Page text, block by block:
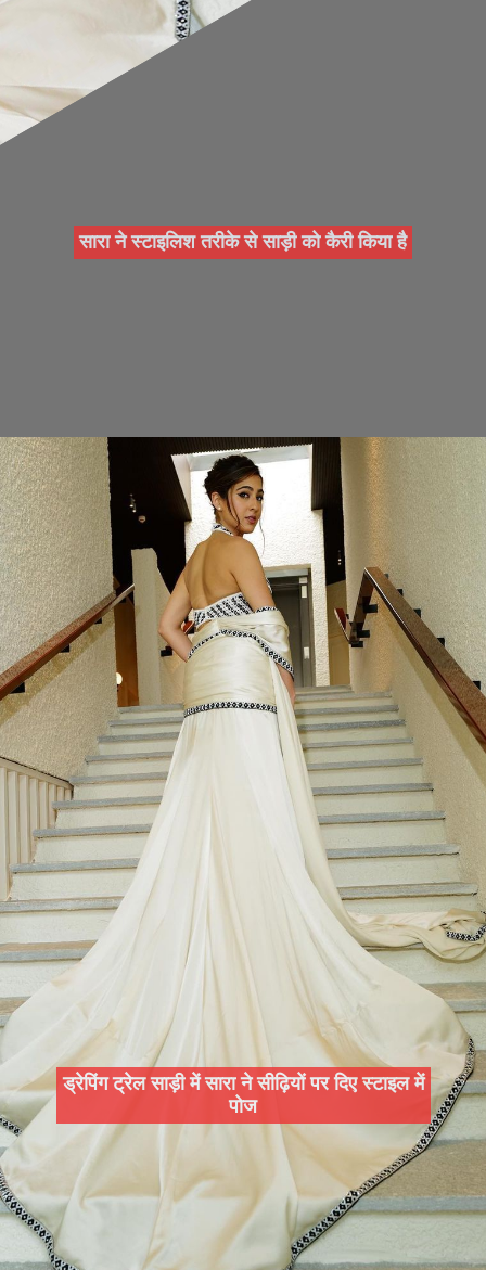
सारा ने स्टाइलिश तरीके से साड़ी को कैरी किया है
ड्रेपिंग ट्रेल साड़ी में सारा ने सीढ़ियों पर दिए स्टाइल में
पोज